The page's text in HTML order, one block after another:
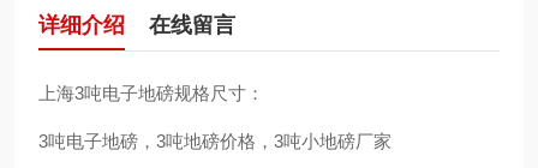
详细介绍 在线留言
上海3吨电子地磅规格尺寸：
3吨电子地磅，3吨地磅价格，3吨小地磅厂家